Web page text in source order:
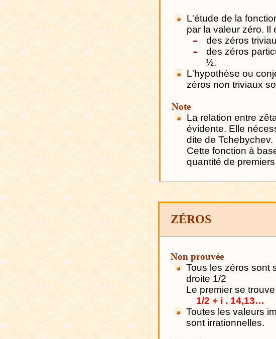
L'étude de la
par la valeur zéro. Il
des zéros
des zéros
½.
L'hypothèse ou
zéros non triviaux
Note
La relation entre
évidente. Elle
dite de Tchebychev.
Cette fonction à
quantité de
ZÉROS
Non prouvée
Tous les zéros sont
droite 1/2
Le premier se
1/2 + i . 14,13…
Toutes les valeurs
sont irrationnelles.